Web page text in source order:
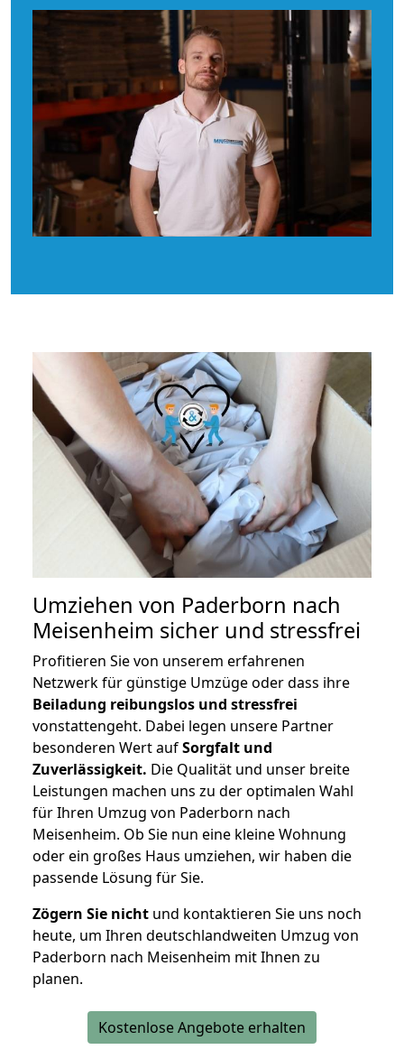
Umziehen von Paderborn nach
Meisenheim sicher und stressfrei
Profitieren Sie von unserem erfahrenen
Netzwerk für günstige Umzüge oder dass ihre
Beiladung reibungslos und stressfrei
vonstattengeht. Dabei legen unsere Partner
besonderen Wert aufSorgfalt und
Zuverlässigkeit. Die Qualität und unser breite
Leistungen machen uns zu der optimalen Wahl
für Ihren Umzug von Paderborn nach
Meisenheim. Ob Sie nun eine kleine Wohnung
oder ein großes Haus umziehen, wir haben die
passende Lösung für Sie.
Zögern Sie nicht und kontaktieren Sie uns noch
heute, um Ihren deutschlandweiten Umzug von
Paderborn nach Meisenheim mit Ihnen zu
planen.
Kostenlose Angebote erhalten